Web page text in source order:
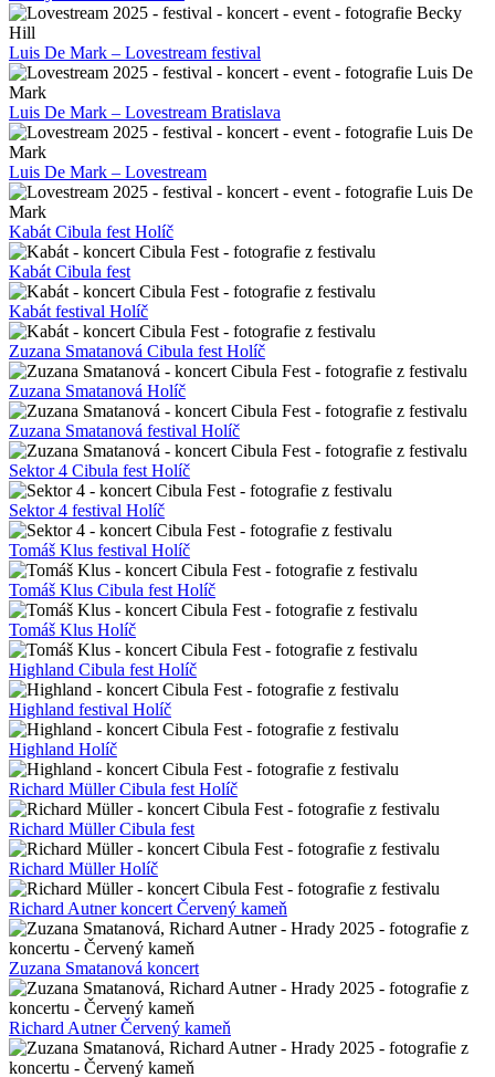
Luis De Mark – Lovestream festival
Luis De Mark – Lovestream Bratislava
Luis De Mark – Lovestream
Kabát Cibula fest Holíč
Kabát Cibula fest
Kabát festival Holíč
Zuzana Smatanová Cibula fest Holíč
Zuzana Smatanová Holíč
Zuzana Smatanová festival Holíč
Sektor 4 Cibula fest Holíč
Sektor 4 festival Holíč
Tomáš Klus festival Holíč
Tomáš Klus Cibula fest Holíč
Tomáš Klus Holíč
Highland Cibula fest Holíč
Highland festival Holíč
Highland Holíč
Richard Müller Cibula fest Holíč
Richard Müller Cibula fest
Richard Müller Holíč
Richard Autner koncert Červený kameň
Zuzana Smatanová koncert
Richard Autner Červený kameň